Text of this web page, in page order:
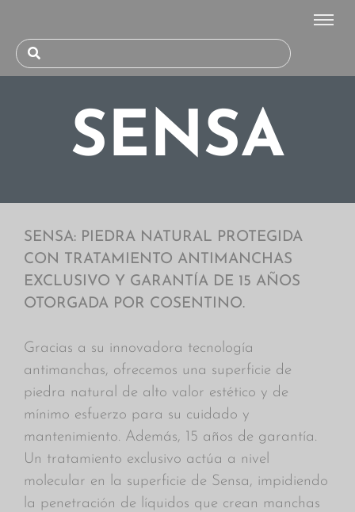
SENSA
SENSA: PIEDRA NATURAL PROTEGIDA
CON TRATAMIENTO ANTIMANCHAS
EXCLUSIVO Y GARANTÍA DE 15 AÑOS
OTORGADA POR COSENTINO.
Gracias a su innovadora tecnología
antimanchas, ofrecemos una superficie de
piedra natural de alto valor estético y de
mínimo esfuerzo para su cuidado y
mantenimiento. Además, 15 años de garantía.
Un tratamiento exclusivo actúa a nivel
molecular en la superficie de Sensa, impidiendo
la penetración de líquidos que crean manchas